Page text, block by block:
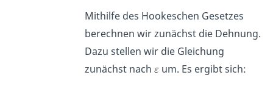
Mithilfe des Hookeschen Gesetzes
berechnen wir zunächst die Dehnung.
Dazu stellen wir die Gleichung
zunächst nach um. Es ergibt sich: